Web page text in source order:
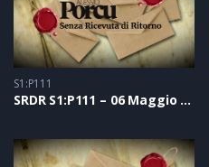
S1:P111
SRDR S1:P111 – 06 Maggio 2021